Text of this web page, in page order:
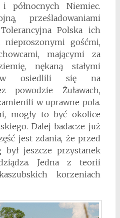
północnych Niemiec.
prześladowaniami
Polska ich
gośćmi,
mającymi za
nękaną stałymi
osiedlili się na
powodzie Żuławach,
w uprawne pola.
mogły to być okolice
Dalej badacze już
jest zdania, że przed
jeszcze przystanek
Jedna z teorii
korzeniach